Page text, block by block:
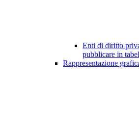
Enti di diritto
pubblicare in
Rappresentazione